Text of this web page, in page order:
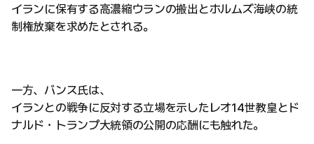
イランに保有する高濃縮ウランの搬出とホルムズ海峡の統
制権放棄を求めたとされる。
一方、バンス氏は、
イランとの戦争に反対する立場を示したレオ14世教皇とド
ナルド・トランプ大統領の公開の応酬にも触れた。